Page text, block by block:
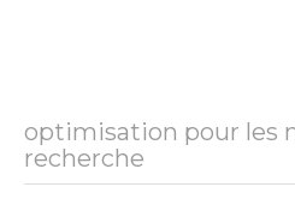
optimisation pour les
recherche